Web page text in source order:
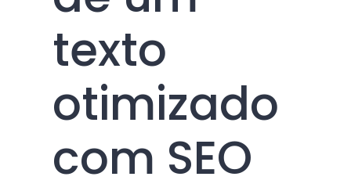
texto
otimizado
com SEO